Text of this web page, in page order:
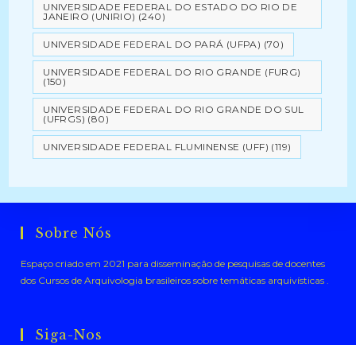
UNIVERSIDADE FEDERAL DO ESTADO DO RIO DE
JANEIRO (UNIRIO) (240)
UNIVERSIDADE FEDERAL DO PARÁ (UFPA) (70)
UNIVERSIDADE FEDERAL DO RIO GRANDE (FURG)
(150)
UNIVERSIDADE FEDERAL DO RIO GRANDE DO SUL
(UFRGS) (80)
UNIVERSIDADE FEDERAL FLUMINENSE (UFF) (119)
Sobre Nós
Espaço criado em 2021 para disseminação de pesquisas de docentes
dos Cursos de Arquivologia brasileiros sobre temáticas arquivísticas .
Siga-Nos